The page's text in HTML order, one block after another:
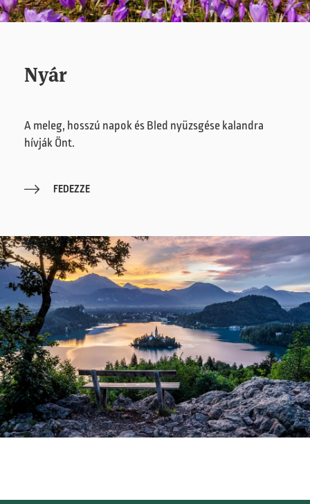
Nyár
A meleg, hosszú napok és Bled nyüzsgése kalandra
hívják Önt.
FEDEZZE